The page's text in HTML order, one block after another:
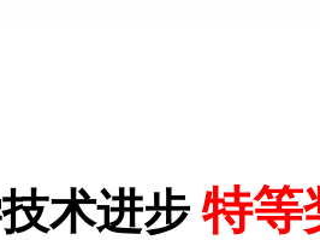
术进步 特等